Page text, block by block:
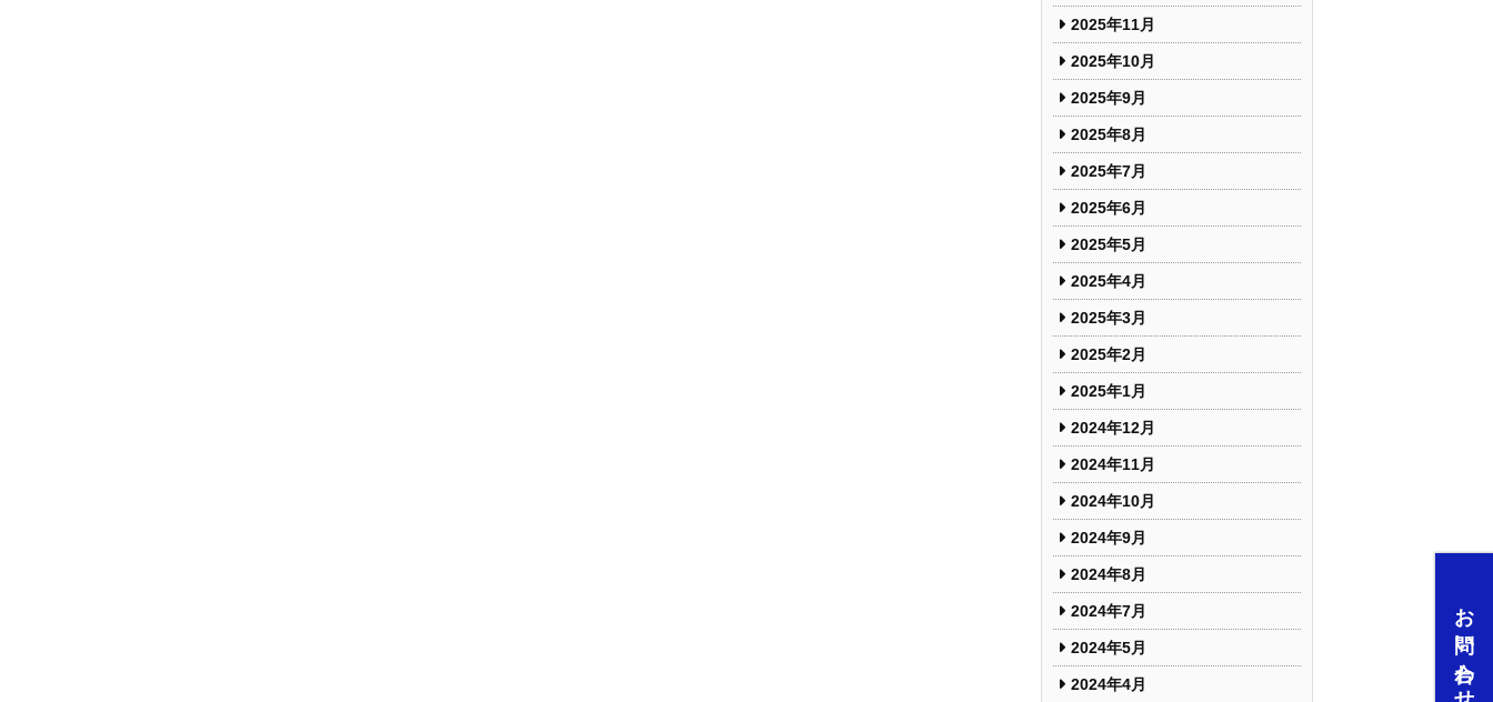
お問い合わせ
2025年11月
2025年10月
2025年9月
2025年8月
2025年7月
2025年6月
2025年5月
2025年4月
2025年3月
2025年2月
2025年1月
2024年12月
2024年11月
2024年10月
2024年9月
2024年8月
2024年7月
2024年5月
2024年4月